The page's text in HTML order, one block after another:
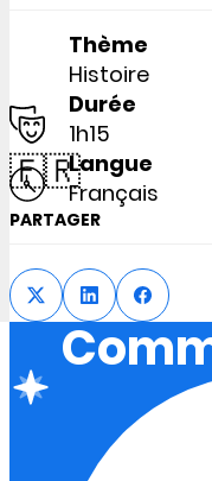
Thème
Histoire
Durée
1h15
🇫🇷Langue
Français
PARTAGER